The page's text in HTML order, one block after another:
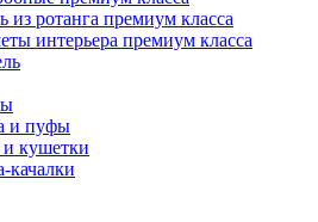
из ротанга премиум класса
интерьера премиум класса
и пуфы
кушетки
качалки